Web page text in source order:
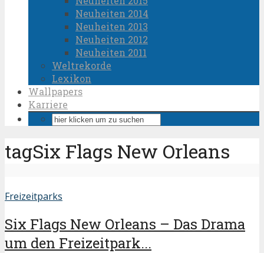
Neuheiten 2014
Neuheiten 2013
Neuheiten 2012
Neuheiten 2011
Weltrekorde
Lexikon
Wallpapers
Karriere
tagSix Flags New Orleans
Freizeitparks
Six Flags New Orleans – Das Drama
um den Freizeitpark...